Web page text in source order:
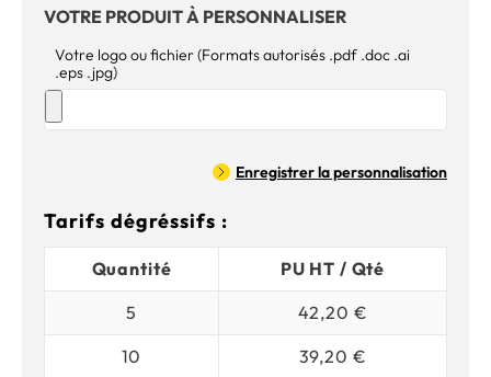
VOTRE PRODUIT À PERSONNALISER
Votre logo ou fichier (Formats autorisés .pdf .doc .ai
.eps .jpg)
Enregistrer la personnalisation
Tarifs dégréssifs :
Quantité
PU HT / Qté
5
42,20 €
10
39,20 €